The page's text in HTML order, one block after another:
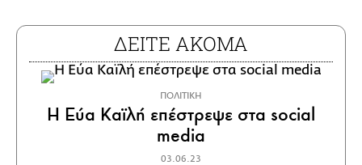
ΔΕΙΤΕ ΑΚΟΜΑ
ΠΟΛΙΤΙΚΗ
Η Εύα Καϊλή επέστρεψε στα social
media
03.06.23